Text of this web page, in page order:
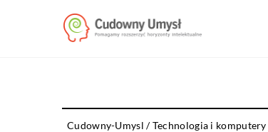
Cudowny-Umysl /Technologia i komputery